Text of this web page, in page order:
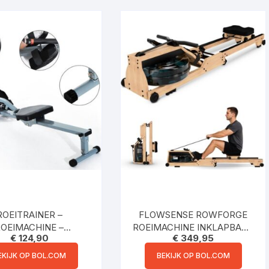
–
–
–
FITNESS –
€124,90
OP BOL.COM
FLOWSENSE ROWFORGE
ROEIMACHINE INKLAPBAAR
WATERWEERSTAND
ROEIAPPARAAT –
ROEIMACHINE HOUT – MAX
€ 349,95
BEKIJK OP BOL.COM